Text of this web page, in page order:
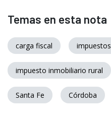
Temas en esta nota
carga fiscal impuestos
impuesto inmobiliario rural
Santa Fe Córdoba